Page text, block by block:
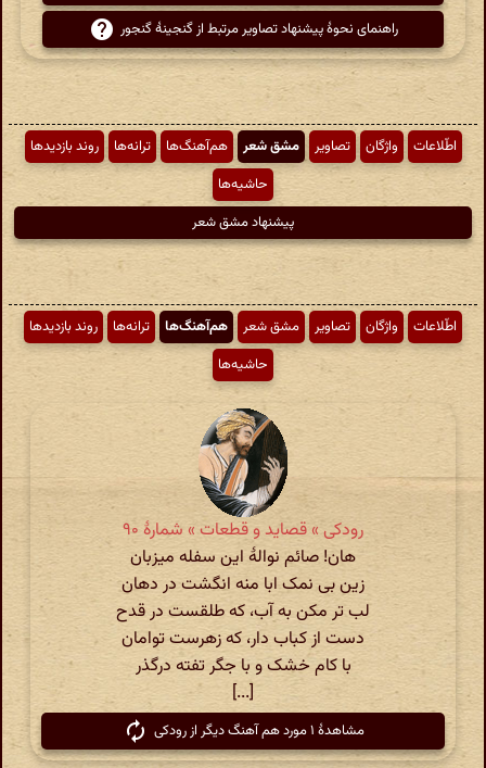
راهنمای نحوهٔ پیشنهاد تصاویر مرتبط از گنجینهٔ گنجور
اطّلاعات واژگان تصاویر مشق شعر هم‌آهنگ‌ها ترانه‌ها
روند بازدیدها
حاشیه‌ها
پیشنهاد مشق شعر
اطّلاعات واژگان تصاویر مشق شعر هم‌آهنگ‌ها ترانه‌ها
روند بازدیدها
حاشیه‌ها
رودکی » قصاید و قطعات » شمارهٔ ۹۰
هان! صائم نوالهٔ این سفله میزبان
زین بی نمک ابا منه انگشت در دهان
لب تر مکن به آب، که طلقست در قدح
دست از کباب دار، که زهرست توامان
با کام خشک و با جگر تفته درگذر
[...]
مشاهدهٔ ۱ مورد هم آهنگ دیگر از رودکی